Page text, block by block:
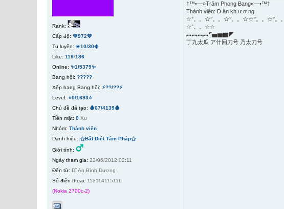
†™•—»Trảm Phong Bang«—•™†
Thành viên: D ân kh ư ơ ng
☆°。。☆°。。☆°。。☆☆°。。☆°。。
☆°。。☆☆
︻︻︻︻¶▅▆▇◤
丁九太瓜 ア什回刀号 乃太刀号
Rank:
Cấp độ: 💚972💚
Tu luyện: ☀️10/30☀️
Like: 119/186
Online: ✨1/5379✨
Bang hội: ?????
Xếp hạng Bang hội: ⚡??/??⚡
Level: ⭐0/1693⭐
Chủ đề đã tạo: 🩸67/4139🩸
Tiền mặt: 0 Xu
Nhóm: Thành viên
Danh hiệu: ⚝Bất Diệt Tâm Pháp⚝
Giới tính:
Ngày tham gia: 22/06/2012 02:11
Đến từ: Dĩ An,Bình Dương
Số điện thoại: 113114115116
(Nokia 2700c-2)